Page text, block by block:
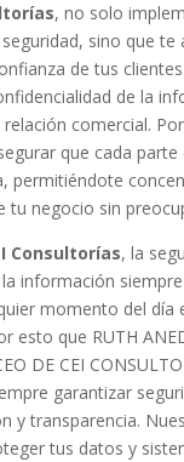
, no solo
sino que te
de tus
de la
comercial.
que cada
permitiéndote
tu negocio sin
Consultorías, la
información
momento del día
esto que RUTH
DE CEI
garantizar
y transparencia.
tus datos y